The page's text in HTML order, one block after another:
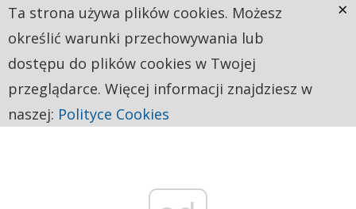
Ta strona używa plików cookies. Możesz
określić warunki przechowywania lub
dostępu do plików cookies w Twojej
przeglądarce. Więcej informacji znajdziesz w
naszej: Polityce Cookies
×